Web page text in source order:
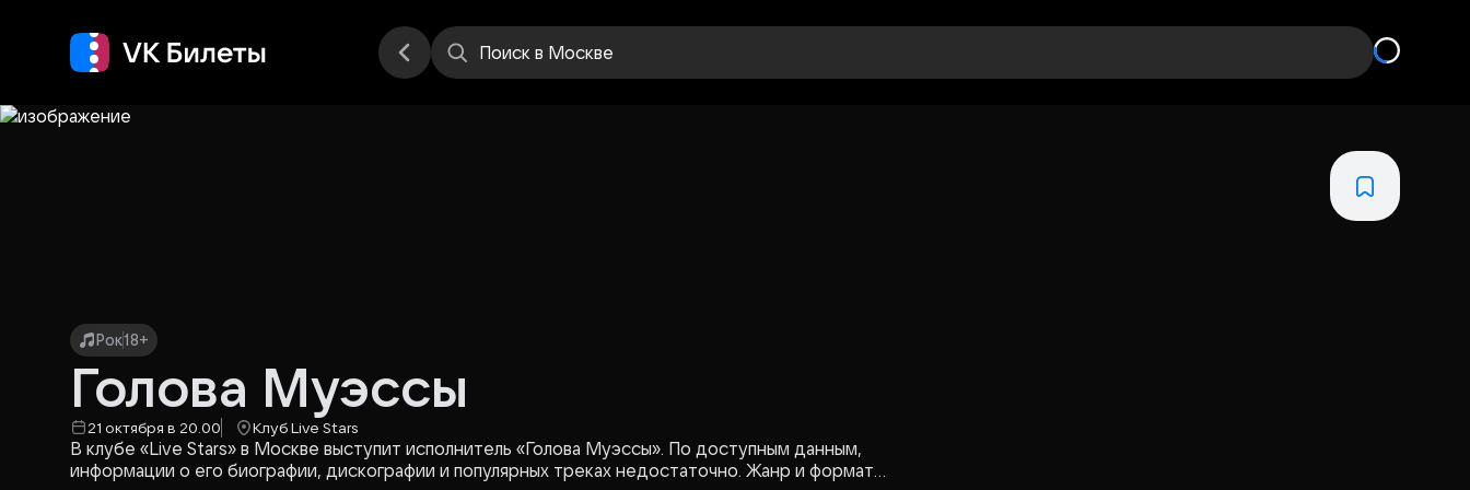
Поиск в Москве
Рок18+
Голова Муэссы
21 октября в 20.00 Клуб Live Stars
В клубе «Live Stars» в Москве выступит исполнитель «Голова Муэссы». По доступным данным,
информации о его биографии, дискографии и популярных треках недостаточно. Жанр и формат